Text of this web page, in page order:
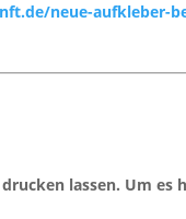
neue-aufkleber-
lassen. Um